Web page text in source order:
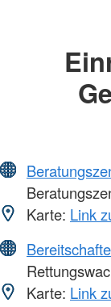
Karte: Link
Karte: Link